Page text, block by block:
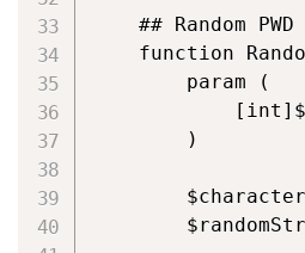
## Random PWD
function
        param (
        )